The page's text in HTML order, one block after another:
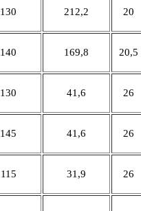
130 212,2 20
140 169,8 20,5
130 41,6 26
145 41,6 26
115 31,9 26